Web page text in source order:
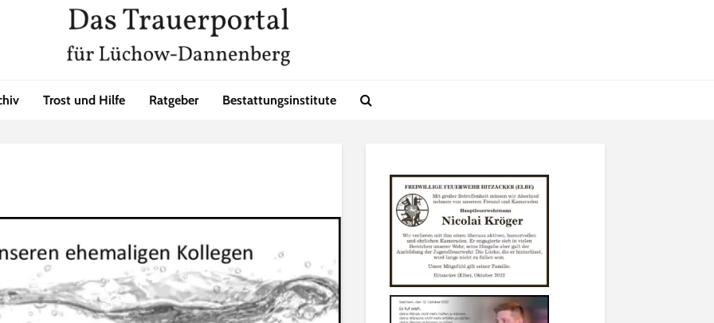
Trost und Hilfe Ratgeber Bestattungsinstitute